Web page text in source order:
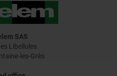
SAS
Libellules
les-Grès